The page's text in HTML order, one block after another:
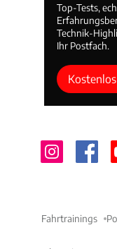
Top-Tests,
Technik-
Ihr Postfach.
Fahrtrainings